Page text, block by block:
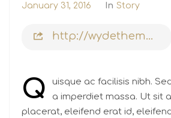
January 31, 2016 In Story
http://wydethemes.com
Q
uisque ac facilisis nibh.
a imperdiet massa. Ut sit
placerat, eleifend erat id,